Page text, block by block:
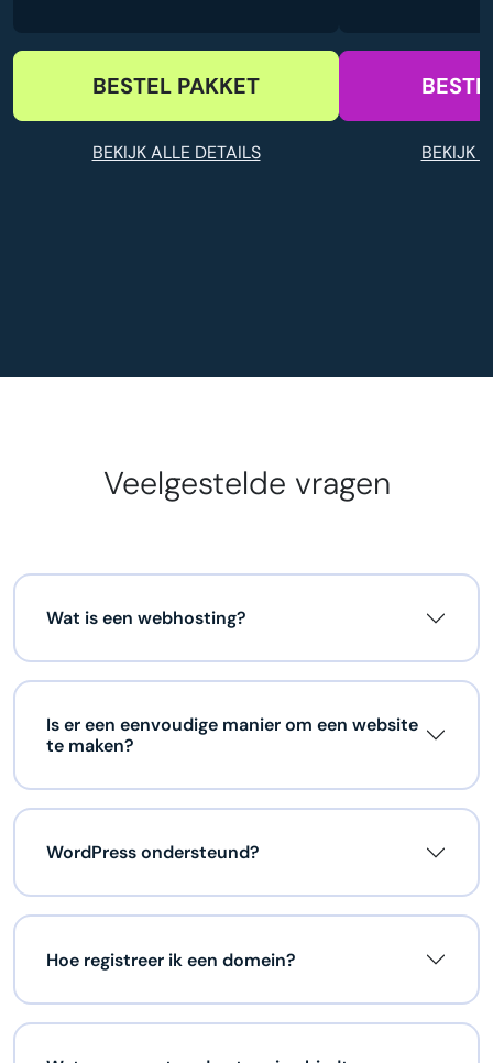
BESTEL PAKKET
BEKIJK ALLE DETAILS BEKIJK
Veelgestelde vragen
Wat is een webhosting?
Is er een eenvoudige manier om een website
te maken?
WordPress ondersteund?
Hoe registreer ik een domein?